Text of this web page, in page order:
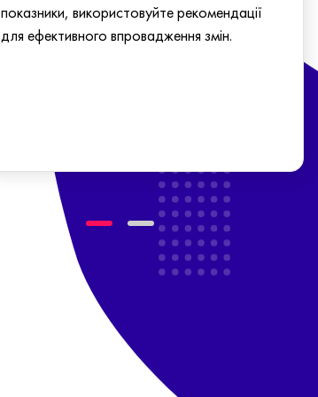
показники, використовуйте рекомендації
для ефективного впровадження змін.